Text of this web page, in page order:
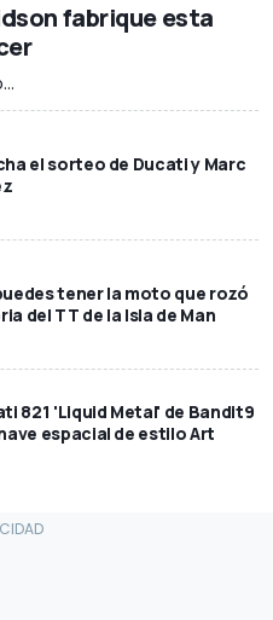
fabrique esta
el sorteo de Ducati y Marc
tener la moto que rozó
del TT de la Isla de Man
821 'Liquid Metal' de Bandit9
espacial de estilo Art